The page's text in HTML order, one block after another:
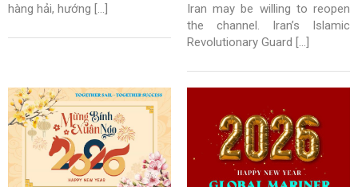
hàng hải, hướng […]
Iran may be willing to reopen
the channel. Iran’s Islamic
Revolutionary Guard […]